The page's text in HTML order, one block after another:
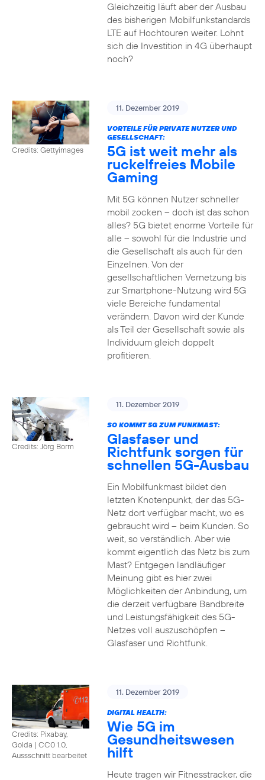
Gleichzeitig läuft aber der Ausbau
des bisherigen Mobilfunkstandards
LTE auf Hochtouren weiter. Lohnt
sich die Investition in 4G überhaupt
noch?
Credits: Gettyimages
11. Dezember 2019
VORTEILE FÜR PRIVATE NUTZER UND
GESELLSCHAFT:
5G ist weit mehr als
ruckelfreies Mobile
Gaming
Mit 5G können Nutzer schneller
mobil zocken – doch ist das schon
alles? 5G bietet enorme Vorteile für
alle – sowohl für die Industrie und
die Gesellschaft als auch für den
Einzelnen. Von der
gesellschaftlichen Vernetzung bis
zur Smartphone-Nutzung wird 5G
viele Bereiche fundamental
verändern. Davon wird der Kunde
als Teil der Gesellschaft sowie als
Individuum gleich doppelt
profitieren.
Credits: Jörg Borm
11. Dezember 2019
SO KOMMT 5G ZUM FUNKMAST:
Glasfaser und
Richtfunk sorgen für
schnellen 5G-Ausbau
Ein Mobilfunkmast bildet den
letzten Knotenpunkt, der das 5G-
Netz dort verfügbar macht, wo es
gebraucht wird – beim Kunden. So
weit, so verständlich. Aber wie
kommt eigentlich das Netz bis zum
Mast? Entgegen landläufiger
Meinung gibt es hier zwei
Möglichkeiten der Anbindung, um
die derzeit verfügbare Bandbreite
und Leistungsfähigkeit des 5G-
Netzes voll auszuschöpfen –
Glasfaser und Richtfunk.
Credits: Pixabay,
Golda | CC0 1.0,
Aussschnitt bearbeitet
11. Dezember 2019
DIGITAL HEALTH:
Wie 5G im
Gesundheitswesen
hilft
Heute tragen wir Fitnesstracker, die